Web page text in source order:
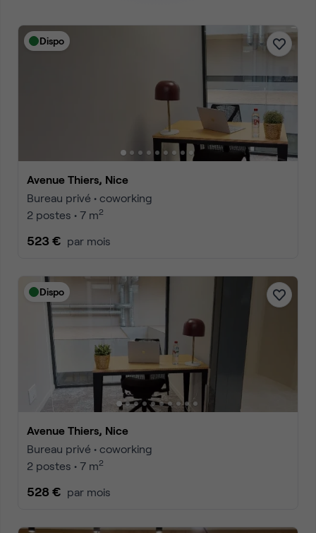
Dispo
Avenue Thiers, Nice
Bureau privé • coworking
2 postes • 7 m2
523 € par mois
Dispo
Avenue Thiers, Nice
Bureau privé • coworking
2 postes • 7 m2
528 € par mois